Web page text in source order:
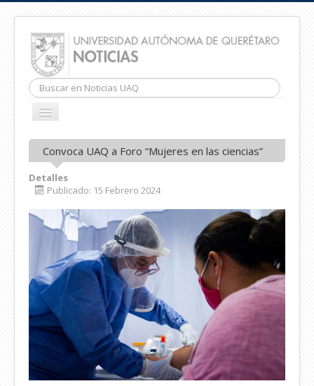
Buscar...
CAMBIAR
INICIO
Convoca UAQ a Foro “Mujeres en las ciencias”
Detalles
Publicado: 15 Febrero 2024